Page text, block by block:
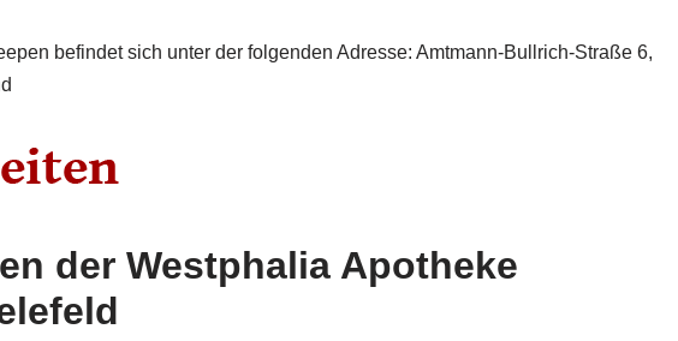
befindet sich unter der folgenden Adresse: Amtmann-Bullrich-Straße 6,
der Westphalia Apotheke